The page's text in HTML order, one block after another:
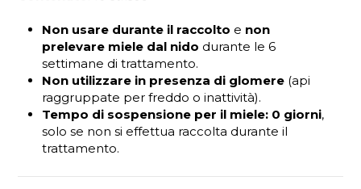
Non usare durante il raccolto e non
prelevare miele dal nido durante le 6
settimane di trattamento.
Non utilizzare in presenza di glomere (api
raggruppate per freddo o inattività).
Tempo di sospensione per il miele: 0 giorni,
solo se non si effettua raccolta durante il
trattamento.